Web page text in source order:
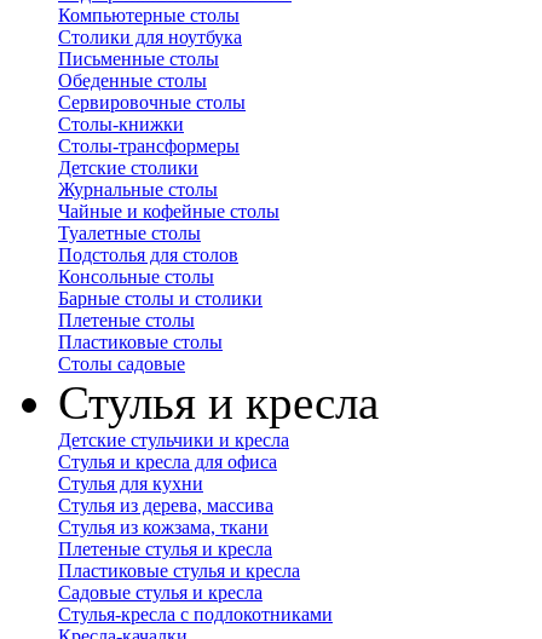
Компьютерные столы
Столики для ноутбука
Письменные столы
Обеденные столы
Сервировочные столы
Столы-книжки
Столы-трансформеры
Детские столики
Журнальные столы
Чайные и кофейные столы
Туалетные столы
Подстолья для столов
Консольные столы
Барные столы и столики
Плетеные столы
Пластиковые столы
Столы садовые
Стулья и кресла
Детские стульчики и кресла
Стулья и кресла для офиса
Стулья для кухни
Стулья из дерева, массива
Стулья из кожзама, ткани
Плетеные стулья и кресла
Пластиковые стулья и кресла
Садовые стулья и кресла
Стулья-кресла с подлокотниками